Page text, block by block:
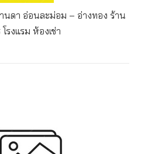
นดา อ่อนละม่อม – อ่างทอง ร้าน
รงแรม ห้องเช่า